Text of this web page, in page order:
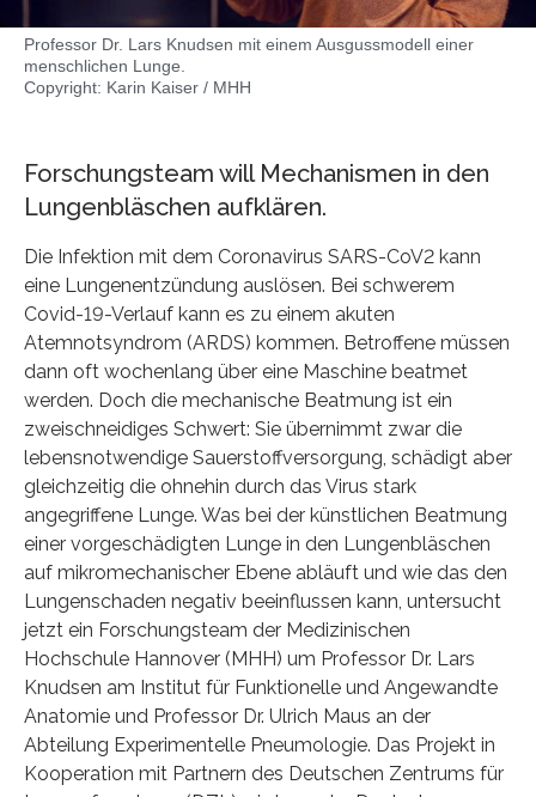
Professor Dr. Lars Knudsen mit einem Ausgussmodell einer
menschlichen Lunge.
Copyright: Karin Kaiser / MHH
Forschungsteam will Mechanismen in den
Lungenbläschen aufklären.
Die Infektion mit dem Coronavirus SARS-CoV2 kann
eine Lungenentzündung auslösen. Bei schwerem
Covid-19-Verlauf kann es zu einem akuten
Atemnotsyndrom (ARDS) kommen. Betroffene müssen
dann oft wochenlang über eine Maschine beatmet
werden. Doch die mechanische Beatmung ist ein
zweischneidiges Schwert: Sie übernimmt zwar die
lebensnotwendige Sauerstoffversorgung, schädigt aber
gleichzeitig die ohnehin durch das Virus stark
angegriffene Lunge. Was bei der künstlichen Beatmung
einer vorgeschädigten Lunge in den Lungenbläschen
auf mikromechanischer Ebene abläuft und wie das den
Lungenschaden negativ beeinflussen kann, untersucht
jetzt ein Forschungsteam der Medizinischen
Hochschule Hannover (MHH) um Professor Dr. Lars
Knudsen am Institut für Funktionelle und Angewandte
Anatomie und Professor Dr. Ulrich Maus an der
Abteilung Experimentelle Pneumologie. Das Projekt in
Kooperation mit Partnern des Deutschen Zentrums für